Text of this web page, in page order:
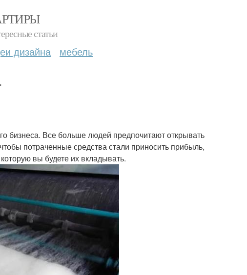
статьи
дизайна мебель
бизнеса. Все больше людей предпочитают открывать
потраченные средства стали приносить прибыль,
вы будете их вкладывать.